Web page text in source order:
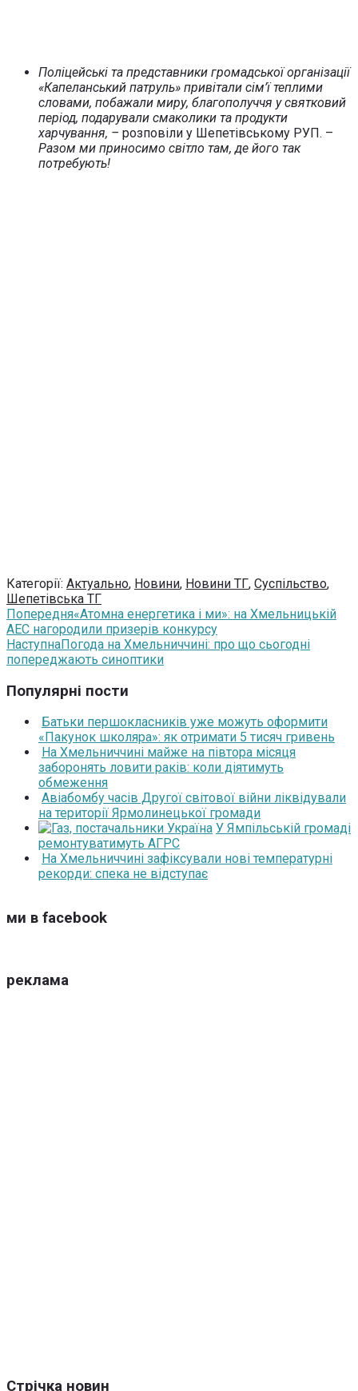
Поліцейські та представники громадської організації
«Капеланський патруль» привітали сім’ї теплими
словами, побажали миру, благополуччя у святковий
період, подарували смаколики та продукти
харчування, – розповіли у Шепетівському РУП. –
Разом ми приносимо світло там, де його так
потребують!
Категорії: Актуально, Новини, Новини ТГ, Суспільство,
Шепетівська ТГ
Попередня«Атомна енергетика і ми»: на Хмельницькій
АЕС нагородили призерів конкурсу
НаступнаПогода на Хмельниччині: про що сьогодні
попереджають синоптики
Популярні пости
Батьки першокласників уже можуть оформити
«Пакунок школяра»: як отримати 5 тисяч гривень
На Хмельниччині майже на півтора місяця
заборонять ловити раків: коли діятимуть
обмеження
Авіабомбу часів Другої світової війни ліквідували
на території Ярмолинецької громади
У Ямпільській громаді
ремонтуватимуть АГРС
На Хмельниччині зафіксували нові температурні
рекорди: спека не відступає
ми в facebook
реклама
Стрічка новин